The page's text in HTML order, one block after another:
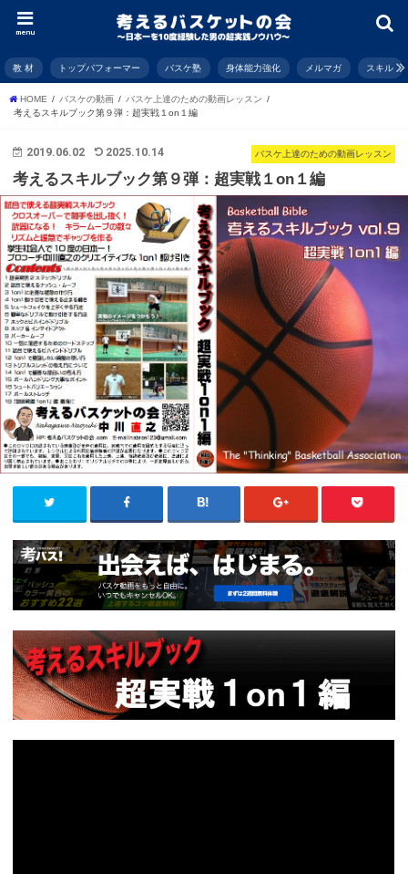
menu
教 材 トップパフォーマー バスケ塾 身体能力強化 メルマガ スキル
HOME バスケの動画
バスケ上達のための動画レッスン
考えるスキルブック第９弾：超実戦１on１編
バスケ上達のための動画レッスン
2019.06.02 2025.10.14
考えるスキルブック第９弾：超実戦１on１編